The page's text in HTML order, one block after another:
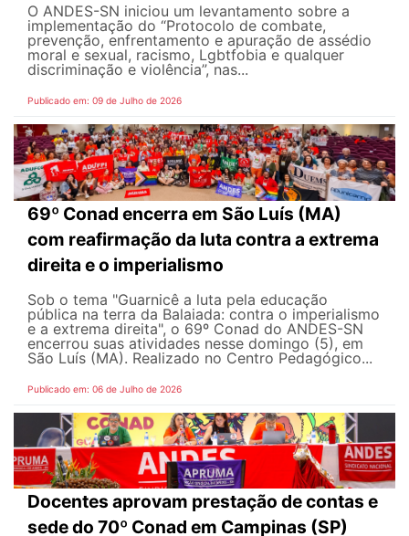
O ANDES-SN iniciou um levantamento sobre a
implementação do “Protocolo de combate,
prevenção, enfrentamento e apuração de assédio
moral e sexual, racismo, Lgbtfobia e qualquer
discriminação e violência”, nas...
Publicado em: 09 de Julho de 2026
69º Conad encerra em São Luís (MA)
com reafirmação da luta contra a extrema
direita e o imperialismo
Sob o tema "Guarnicê a luta pela educação
pública na terra da Balaiada: contra o imperialismo
e a extrema direita", o 69º Conad do ANDES-SN
encerrou suas atividades nesse domingo (5), em
São Luís (MA). Realizado no Centro Pedagógico...
Publicado em: 06 de Julho de 2026
Docentes aprovam prestação de contas e
sede do 70º Conad em Campinas (SP)